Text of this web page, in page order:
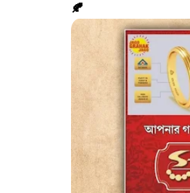
🍂